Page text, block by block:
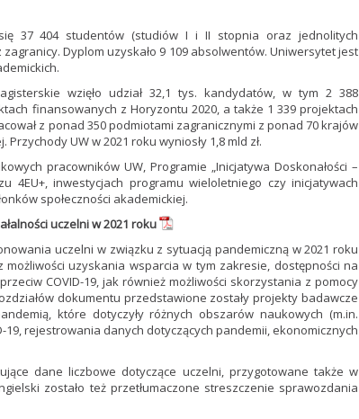
37 404 studentów (studiów I i II stopnia oraz jednolitych
Dyplom uzyskało 9 109 absolwentów. Uniwersytet jest
wzięło udział 32,1 tys. kandydatów, w tym 2 388
finansowanych z Horyzontu 2020, a także 1 339 projektach
z ponad 350 podmiotami zagranicznymi z ponad 70 krajów
UW w 2021 roku wyniosły 1,8 mld zł.
pracowników UW, Programie „Inicjatywa Doskonałości –
4EU+, inwestycjach programu wieloletniego czy inicjatywach
społeczności akademickiej.
uczelni w 2021 roku
uczelni w związku z sytuacją pandemiczną w 2021 roku
uzyskania wsparcia w tym zakresie, dostępności na
COVID-19, jak również możliwości skorzystania z pomocy
dokumentu przedstawione zostały projekty badawcze
które dotyczyły różnych obszarów naukowych (m.in.
rejestrowania danych dotyczących pandemii, ekonomicznych
dane liczbowe dotyczące uczelni, przygotowane także w
zostało też przetłumaczone streszczenie sprawozdania